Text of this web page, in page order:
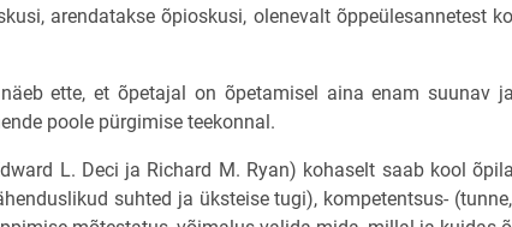
arendatakse õpioskusi, olenevalt õppeülesannetest
ette, et õpetajal on õpetamisel aina enam suunav
poole pürgimise teekonnal.
L. Deci ja Richard M. Ryan) kohaselt saab kool
suhted ja üksteise tugi), kompetentsus-